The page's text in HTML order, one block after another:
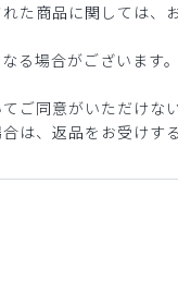
た商品に関しては、
る場合がございます。
ご同意がいただけな
は、返品をお受けす